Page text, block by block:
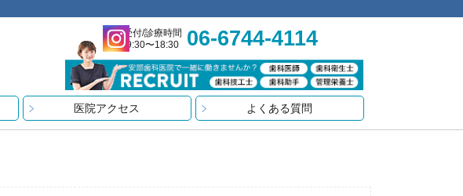
受付/診療時間
9:30〜18:30
06-6744-4114
医院アクセス よくある質問